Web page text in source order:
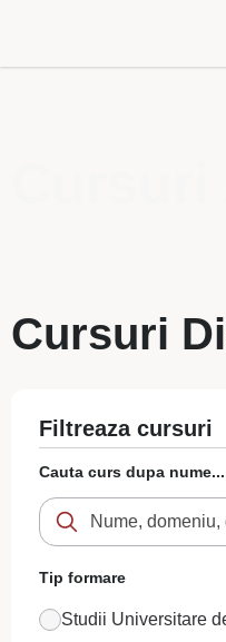
Cursuri
Filtreaza cursuri
Cauta curs dupa nume...
Tip formare
Studii Universitare